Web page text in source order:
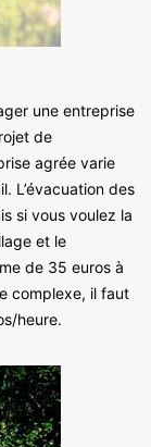
une entreprise
de
agrée varie
L’évacuation des
si vous voulez la
et le
de 35 euros à
complexe, il faut
heure.